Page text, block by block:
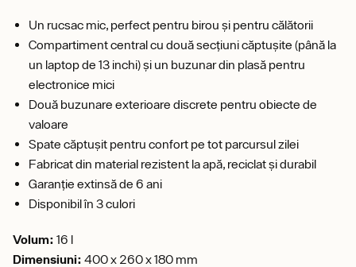
Un rucsac mic, perfect pentru birou și pentru călătorii
Compartiment central cu două secțiuni căptușite (până la
un laptop de 13 inchi) și un buzunar din plasă pentru
electronice mici
Două buzunare exterioare discrete pentru obiecte de
valoare
Spate căptușit pentru confort pe tot parcursul zilei
Fabricat din material rezistent la apă, reciclat și durabil
Garanție extinsă de 6 ani
Disponibil în 3 culori
Volum: 16 l
Dimensiuni: 400 x 260 x 180 mm